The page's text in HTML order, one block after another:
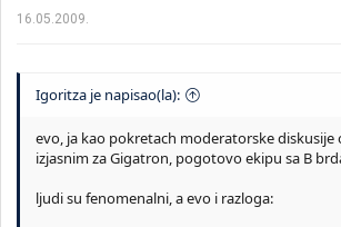
16.05.2009.
Igoritza je napisao(la):
evo, ja kao pokretach moderatorske diskusije
izjasnim za Gigatron, pogotovo ekipu sa B
ljudi su fenomenalni, a evo i razloga: